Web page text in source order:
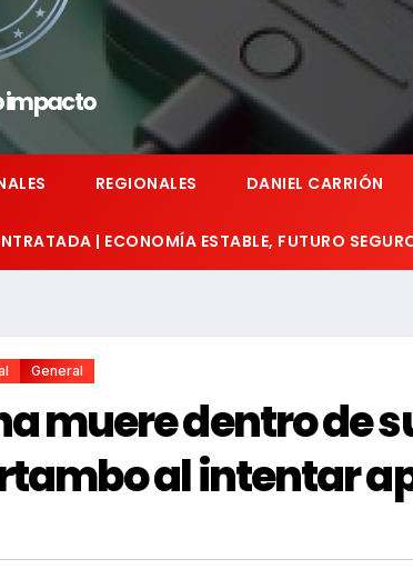
impacto
REGIONALES DANIEL CARRIÓN
| ECONOMÍA ESTABLE, FUTURO
General
muere dentro de
al intentar